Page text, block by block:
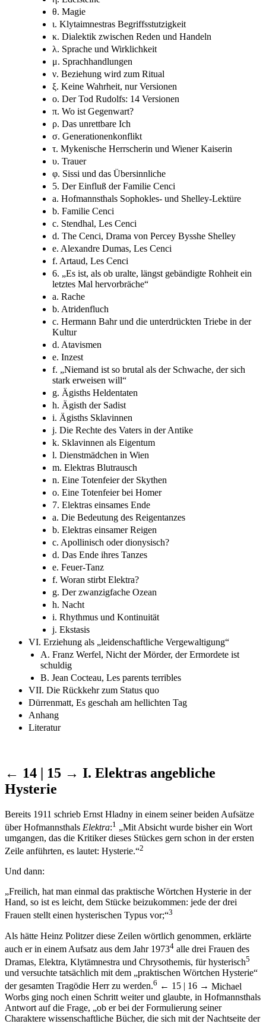
θ. Magie
ι. Klytaimnestras Begriffsstutzigkeit
κ. Dialektik zwischen Reden und Handeln
λ. Sprache und Wirklichkeit
μ. Sprachhandlungen
ν. Beziehung wird zum Ritual
ξ. Keine Wahrheit, nur Versionen
ο. Der Tod Rudolfs: 14 Versionen
π. Wo ist Gegenwart?
ρ. Das unrettbare Ich
σ. Generationenkonflikt
τ. Mykenische Herrscherin und Wiener Kaiserin
υ. Trauer
φ. Sissi und das Übersinnliche
5. Der Einfluß der Familie Cenci
a. Hofmannsthals Sophokles- und Shelley-Lektüre
b. Familie Cenci
c. Stendhal, Les Cenci
d. The Cenci, Drama von Percey Bysshe Shelley
e. Alexandre Dumas, Les Cenci
f. Artaud, Les Cenci
6. „Es ist, als ob uralte, längst gebändigte Rohheit ein
letztes Mal hervorbräche“
a. Rache
b. Atridenfluch
c. Hermann Bahr und die unterdrückten Triebe in der
Kultur
d. Atavismen
e. Inzest
f. „Niemand ist so brutal als der Schwache, der sich
stark erweisen will“
g. Ägisths Heldentaten
h. Ägisth der Sadist
i. Ägisths Sklavinnen
j. Die Rechte des Vaters in der Antike
k. Sklavinnen als Eigentum
l. Dienstmädchen in Wien
m. Elektras Blutrausch
n. Eine Totenfeier der Skythen
o. Eine Totenfeier bei Homer
7. Elektras einsames Ende
a. Die Bedeutung des Reigentanzes
b. Elektras einsamer Reigen
c. Apollinisch oder dionysisch?
d. Das Ende ihres Tanzes
e. Feuer-Tanz
f. Woran stirbt Elektra?
g. Der zwanzigfache Ozean
h. Nacht
i. Rhythmus und Kontinuität
j. Ekstasis
VI. Erziehung als „leidenschaftliche Vergewaltigung“
A. Franz Werfel, Nicht der Mörder, der Ermordete ist
schuldig
B. Jean Cocteau, Les parents terribles
VII. Die Rückkehr zum Status quo
Dürrenmatt, Es geschah am hellichten Tag
Anhang
Literatur
← 14 | 15 → I. Elektras angebliche
Hysterie
Bereits 1911 schrieb Ernst Hladny in einem seiner beiden Aufsätze
über Hofmannsthals Elektra:1 „Mit Absicht wurde bisher ein Wort
umgangen, das die Kritiker dieses Stückes gern schon in der ersten
Zeile anführten, es lautet: Hysterie.“2
Und dann:
„Freilich, hat man einmal das praktische Wörtchen Hysterie in der
Hand, so ist es leicht, dem Stücke beizukommen: jede der drei
Frauen stellt einen hysterischen Typus vor;“3
Als hätte Heinz Politzer diese Zeilen wörtlich genommen, erklärte
auch er in einem Aufsatz aus dem Jahr 19734 alle drei Frauen des
Dramas, Elektra, Klytämnestra und Chrysothemis, für hysterisch5
und versuchte tatsächlich mit dem „praktischen Wörtchen Hysterie“
der gesamten Tragödie Herr zu werden.6 ← 15 | 16 → Michael
Worbs ging noch einen Schritt weiter und glaubte, in Hofmannsthals
Antwort auf die Frage, „ob er bei der Formulierung seiner
Charaktere wissenschaftliche Bücher, die sich mit der Nachtseite der